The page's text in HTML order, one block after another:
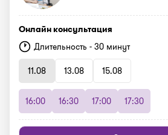
Онлайн консультация
Длительность - 30 минут
11.08
13.08 15.08
16:00 16:30 17:00 17:30